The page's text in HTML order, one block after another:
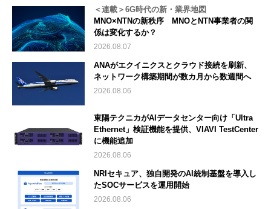
＜連載＞6G時代の新・業界地図
MNO×NTNの新秩序 MNOとNTN事業者の関
係は変化するか？
2026.08.07
ANAがエクイニクスとクラウド接続を刷新、
ネットワーク構築期間が数カ月から数週間へ
2026.08.06
東陽テクニカがAIデータセンター向け「Ultra
Ethernet」検証機能を提供、VIAVI TestCenter
に機能追加
2026.08.06
NRIセキュア、独自開発のAI統制基盤を導入し
たSOCサービスを運用開始
2026.08.06